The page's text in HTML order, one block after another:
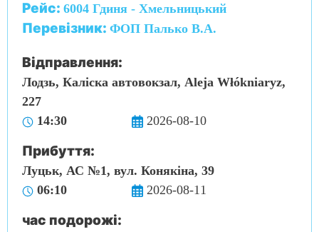
Рейс: 6004 Гдиня - Хмельницький
Перевізник: ФОП Палько В.А.
Відправлення:
Лодзь, Каліска автовокзал, Aleja Włókniaryz,
227
14:30
2026-08-10
Прибуття:
Луцьк, АС №1, вул. Конякіна, 39
06:10
2026-08-11
час подорожі: